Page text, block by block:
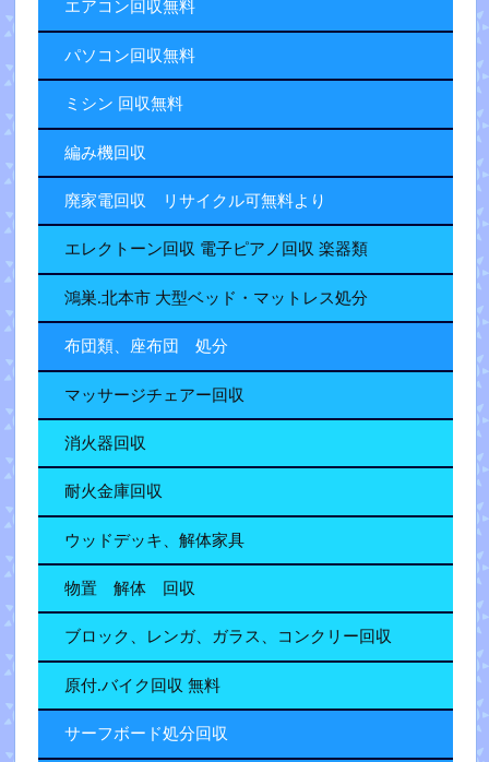
エアコン回収無料
パソコン回収無料
ミシン 回収無料
編み機回収
廃家電回収 リサイクル可無料より
エレクトーン回収 電子ピアノ回収 楽器類
鴻巣.北本市 大型ベッド・マットレス処分
布団類、座布団 処分
マッサージチェアー回収
消火器回収
耐火金庫回収
ウッドデッキ、解体家具
物置 解体 回収
ブロック、レンガ、ガラス、コンクリー回収
原付.バイク回収 無料
サーフボード処分回収